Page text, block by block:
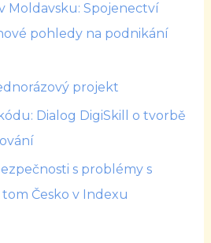
Moldavsku: Spojenectví
pohledy na podnikání
projekt
Dialog DigiSkill o tvorbě
s problémy s
Česko v Indexu